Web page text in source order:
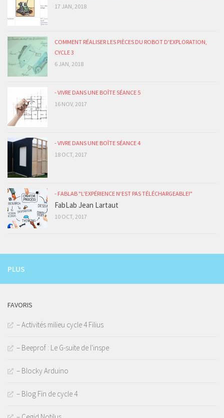
17 JAN, 2018
COMMENT RÉALISER LES PIÈCES DU ROBOT D'EXPLORATION,
CYCLE 3
6 JAN, 2018
- VIVRE DANS UNE BOÎTE SÉANCE 5
16 NOV, 2017
- VIVRE DANS UNE BOÎTE SÉANCE 4
18 OCT, 2017
- FABLAB "L'EXPÉRIENCE N'EST PAS TÉLÉCHARGEABLE!"
FabLab Jean Lartaut
10 OCT, 2017
PLUS
FAVORIS
– Activités milieu cycle 4 Filius
– Beeprof : Le G-suite de l'inspe
– Blocky Arduino
– Blog Fin de cycle 4